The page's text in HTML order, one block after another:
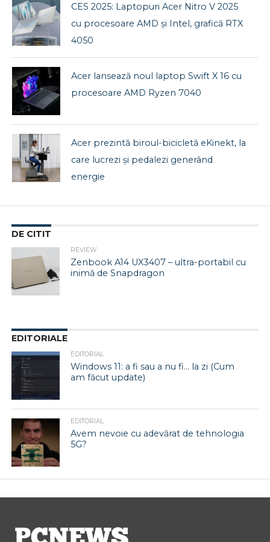
CES 2025: Laptopuri Acer Nitro V 2025
cu procesoare AMD și Intel, grafică RTX
4050
Acer lansează noul laptop Swift X 16 cu
procesoare AMD Ryzen 7040
Acer prezintă biroul-bicicletă eKinekt, la
care lucrezi și pedalezi generând
energie
DE CITIT
REVIEW
Zenbook A14 UX3407 – ultra-portabil cu
inimă de Snapdragon
EDITORIALE
EDITORIAL
Windows 11: a fi sau a nu fi… la zi (Cum
am făcut update)
EDITORIAL
Avem nevoie cu adevărat de tehnologia
5G?